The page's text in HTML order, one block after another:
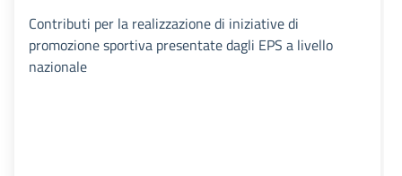
Contributi per la realizzazione di iniziative di
promozione sportiva presentate dagli EPS a livello
nazionale